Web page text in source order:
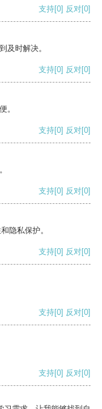
支持[0] 反对[0]
及时解决。
支持[0] 反对[0]
。
支持[0] 反对[0]
支持[0] 反对[0]
隐私保护。
支持[0] 反对[0]
支持[0] 反对[0]
支持[0] 反对[0]